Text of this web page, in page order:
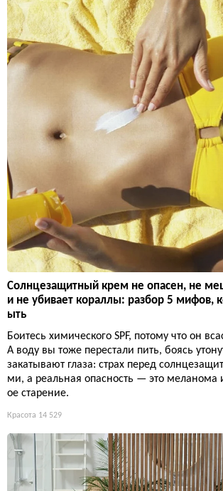
Солнцезащитный крем не опасен, не
и не убивает кораллы: разбор 5 мифов,
ыть
Боитесь химического SPF, потому что он
А воду вы тоже перестали пить, боясь
закатывают глаза: страх перед
ми, а реальная опасность — это
ое старение.
Красота 14 529